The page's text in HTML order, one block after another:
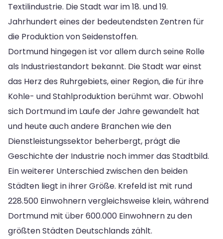
Textilindustrie. Die Stadt war im 18. und 19.
Jahrhundert eines der bedeutendsten Zentren für
die Produktion von Seidenstoffen.
Dortmund hingegen ist vor allem durch seine Rolle
als Industriestandort bekannt. Die Stadt war einst
das Herz des Ruhrgebiets, einer Region, die für ihre
Kohle- und Stahlproduktion berühmt war. Obwohl
sich Dortmund im Laufe der Jahre gewandelt hat
und heute auch andere Branchen wie den
Dienstleistungssektor beherbergt, prägt die
Geschichte der Industrie noch immer das Stadtbild.
Ein weiterer Unterschied zwischen den beiden
Städten liegt in ihrer Größe. Krefeld ist mit rund
228.500 Einwohnern vergleichsweise klein, während
Dortmund mit über 600.000 Einwohnern zu den
größten Städten Deutschlands zählt.